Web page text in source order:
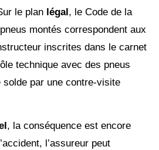
le plan légal, le Code de la
montés correspondent aux
inscrites dans le carnet
technique avec des pneus
solde par une contre-visite
, la conséquence est encore
l’assureur peut